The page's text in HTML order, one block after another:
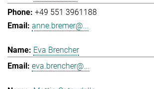
+49 551 3961188
anne.bremer@...
Eva Brencher
eva.brencher@...